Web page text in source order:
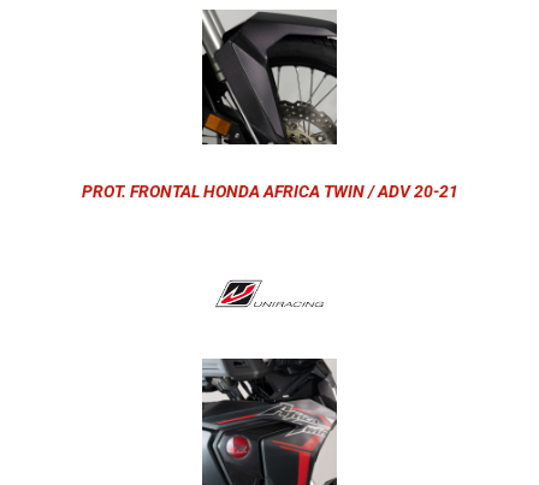
PROT. FRONTAL HONDA AFRICA TWIN / ADV 20-21